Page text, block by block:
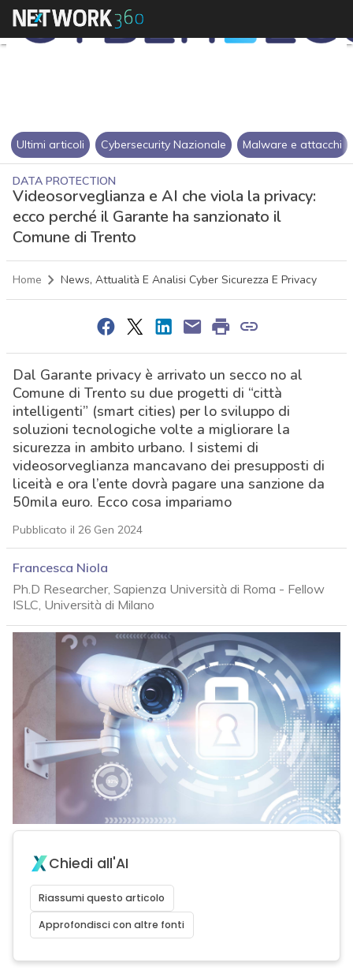
Ultimi articoli Cybersecurity Nazionale Malware e attacchi
DATA PROTECTION
Videosorveglianza e AI che viola la privacy:
ecco perché il Garante ha sanzionato il
Comune di Trento
Home News, Attualità E Analisi Cyber Sicurezza E Privacy
Dal Garante privacy è arrivato un secco no al
Comune di Trento su due progetti di “città
intelligenti” (smart cities) per lo sviluppo di
soluzioni tecnologiche volte a migliorare la
sicurezza in ambito urbano. I sistemi di
videosorveglianza mancavano dei presupposti di
liceità e ora l’ente dovrà pagare una sanzione da
50mila euro. Ecco cosa impariamo
Pubblicato il 26 Gen 2024
Francesca Niola
Ph.D Researcher, Sapienza Università di Roma - Fellow
ISLC, Università di Milano
Chiedi all'AI
Riassumi questo articolo
Approfondisci con altre fonti